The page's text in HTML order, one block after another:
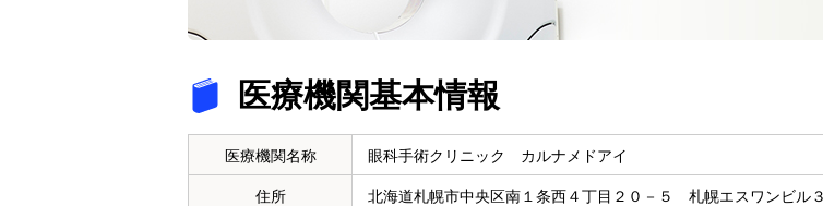
医療機関基本情報
医療機関名称 眼科手術クリニック カルナメドアイ
住所 北海道札幌市中央区南１条西４丁目２０－５ 札幌エスワンビル